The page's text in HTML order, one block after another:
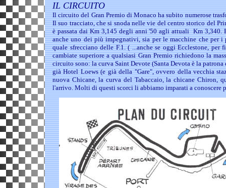
IL CIRCUITO
Il circuito del Gran Premio di Monaco ha subito numerose
Il suo tracciato, che si snoda nelle vie del centro storico del
è passata dai Km 3,145 degli anni '50 agli attuali Km
anche uno dei più impegnativi, sia per le macchine che
quale sfrecciano delle F.1. ( ...anche se oggi Ecclestone,
cambiate superiore a qualsiasi Gran Premio richiedono la
circuito sono: la curva Saint Devote (Santa Devota è la
già Hotel Loews(e già della "Gare", ovvero della vecchia
nuova Chicane, la curva del Tabaccaio, la chicane Chiron,
l'arrivo. Molti di questi scorci li abbiamo imparati a conoscere